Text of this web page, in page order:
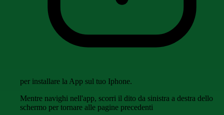
per installare la App sul tuo Iphone.
Mentre navighi nell'app, scorri il dito da sinistra a destra dello
schermo per tornare alle pagine precedenti